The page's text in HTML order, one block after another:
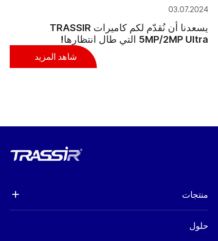
03.07.2024
يسعدنا أن نُقدّم لكم كاميرات TRASSIR
5MP/2MP Ultra التي طال انتظارها!
شاهد المزيد
منتجات
كاميرات
حلول